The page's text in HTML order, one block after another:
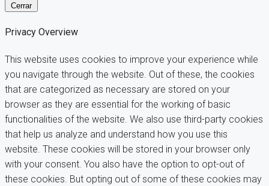
Cerrar
Privacy Overview
This website uses cookies to improve your experience while
you navigate through the website. Out of these, the cookies
that are categorized as necessary are stored on your
browser as they are essential for the working of basic
functionalities of the website. We also use third-party cookies
that help us analyze and understand how you use this
website. These cookies will be stored in your browser only
with your consent. You also have the option to opt-out of
these cookies. But opting out of some of these cookies may